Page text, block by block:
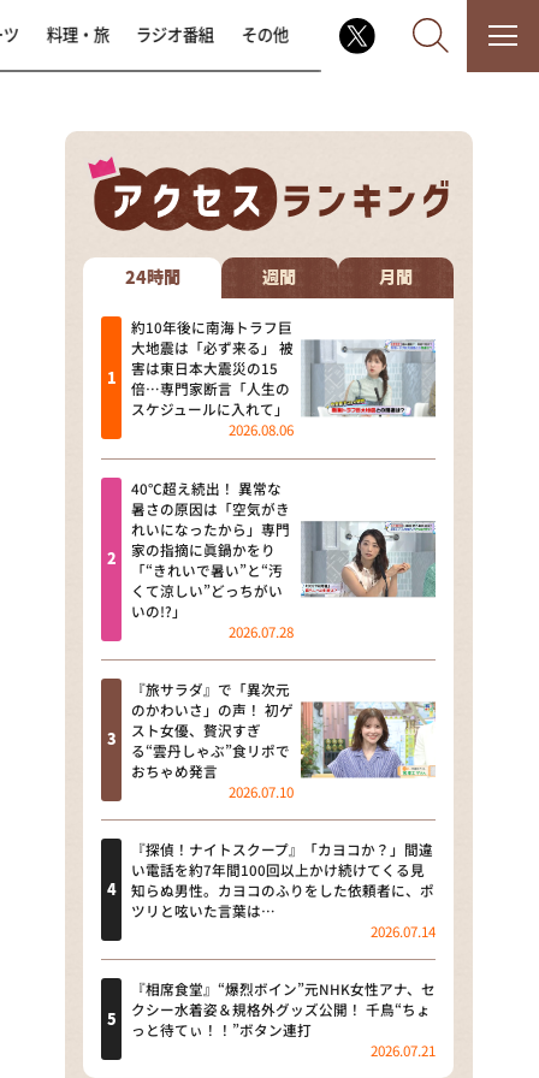
なるみ・岡村の過ぎるTV
相席食堂
これ余談なんですけど・・・
～人生密着トークバラエティ！
～ やすとものいたって真剣です
探偵！ナイトスクープ
news おかえり
河合＆A.B.C-Z塚田×福井アナ
「なんでやねん！？」（news お
かえり）
DAIGOも台所 ～きょうの献立 何
にする？～
本日はダイアンなり！シーズン２
朝だ！生です旅サラダ
教えて！ニュースライブ 正義の
ミカタ
ＬＩＦＥ～夢のカタチ～
新婚さんいらっしゃい！
ポツンと一軒家
ザキ山小屋本館
料理・旅 ラジオ番組 その他
24時間 週間 月間
約10年後に南海トラフ巨
大地震は「必ず来る」 被
害は東日本大震災の15
倍…専門家断言「人生の
スケジュールに入れて」
2026.08.06
40℃超え続出！ 異常な
暑さの原因は「空気がき
れいになったから」専門
家の指摘に眞鍋かをり
「“きれいで暑い”と“汚
くて涼しい”どっちがい
いの!?」
2026.07.28
『旅サラダ』で「異次元
のかわいさ」の声！ 初ゲ
スト女優、贅沢すぎ
る“雲丹しゃぶ”食リポで
おちゃめ発言
2026.07.10
『探偵！ナイトスクープ』「カヨコか？」間違
い電話を約7年間100回以上かけ続けてくる見
知らぬ男性。カヨコのふりをした依頼者に、ポ
ツリと呟いた言葉は…
2026.07.14
『相席食堂』“爆烈ボイン”元NHK女性アナ、セ
クシー水着姿＆規格外グッズ公開！ 千鳥“ちょ
っと待てぃ！！”ボタン連打
2026.07.21